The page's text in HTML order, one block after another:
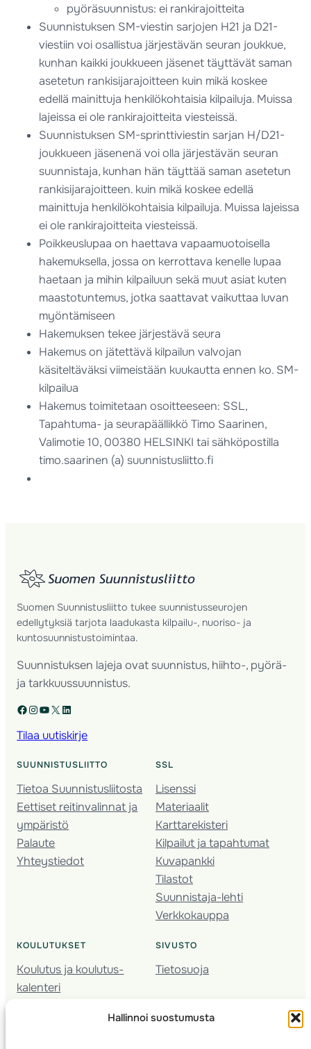
Hallinnoi suostumusta
pyöräsuunnistus: ei rankirajoitteita
Suunnistuksen SM-viestin sarjojen H21 ja D21-
viestiin voi osallistua järjestävän seuran joukkue,
kunhan kaikki joukkueen jäsenet täyttävät saman
asetetun rankisijarajoitteen kuin mikä koskee
edellä mainittuja henkilökohtaisia kilpailuja. Muissa
lajeissa ei ole rankirajoitteita viesteissä.
Suunnistuksen SM-sprinttiviestin sarjan H/D21-
joukkueen jäsenenä voi olla järjestävän seuran
suunnistaja, kunhan hän täyttää saman asetetun
rankisijarajoitteen. kuin mikä koskee edellä
mainittuja henkilökohtaisia kilpailuja. Muissa lajeissa
ei ole rankirajoitteita viesteissä.
Poikkeuslupaa on haettava vapaamuotoisella
hakemuksella, jossa on kerrottava kenelle lupaa
haetaan ja mihin kilpailuun sekä muut asiat kuten
maastotuntemus, jotka saattavat vaikuttaa luvan
myöntämiseen
Hakemuksen tekee järjestävä seura
Hakemus on jätettävä kilpailun valvojan
käsiteltäväksi viimeistään kuukautta ennen ko. SM-
kilpailua
Hakemus toimitetaan osoitteeseen: SSL,
Tapahtuma- ja seurapäällikkö Timo Saarinen,
Valimotie 10, 00380 HELSINKI tai sähköpostilla
timo.saarinen (a) suunnistusliitto.fi
Suomen Suunnistusliitto tukee suunnistusseurojen
edellytyksiä tarjota laadukasta kilpailu-, nuoriso- ja
kuntosuunnistustoimintaa.
Suunnistuksen lajeja ovat suunnistus, hiihto-, pyörä-
ja tarkkuussuunnistus.
Facebook Instagram YouTube X LinkedIn
Tilaa uutiskirje
SUUNNISTUSLIITTO
Tietoa Suunnistusliitosta
Eettiset reitinvalinnat ja
ympäristö
Palaute
Yhteystiedot
SSL
Lisenssi
Materiaalit
Karttarekisteri
Kilpailut ja tapahtumat
Kuvapankki
Tilastot
Suunnistaja-lehti
Verkkokauppa
KOULUTUKSET
Koulutus ja koulutus­
kalenteri
Seura­kehittäminen
SIVUSTO
Tietosuoja